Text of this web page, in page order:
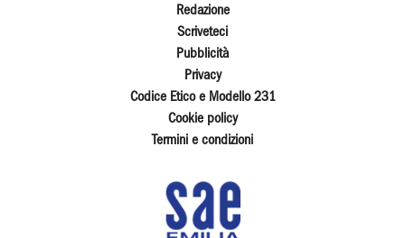
Redazione
Scriveteci
Pubblicità
Privacy
Codice Etico e Modello 231
Cookie policy
Termini e condizioni